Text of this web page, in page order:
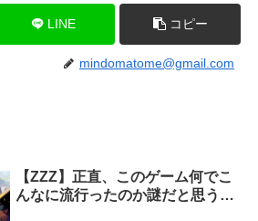
LINE コピー
mindomatome@gmail.com
【ZZZ】正直、このゲーム何でこ
んなに流行ったのか謎だと思う…